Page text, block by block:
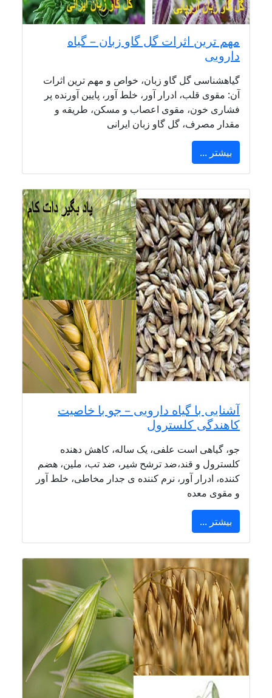
مهم ترین اثرات گل گاو زبان – گیاه
دارویی
گیاهشناسی گل گاو زبان، خواص و مهم ترین اثرات
آن: مقوی قلب، ادرار آور، خلط آور، پایین آورنده پر
فشاری خون، مقوی اعصاب و مسکن، طریقه و
مقدار مصرف، گل گاو زبان ایرانی
بیشتر ...
آشنایی با گیاه دارویی – جو با خاصیت
کاهندگی کلسترول
جو، گیاهی است علفی، یک ساله، کاهش دهنده
کلسترول و قند،ضد ترشح شیر، ضد تب، ملین، هضم
کننده، ادرار آور، نرم کننده ی جدار مخاطی، خلط آور
و مقوی معده
بیشتر ...